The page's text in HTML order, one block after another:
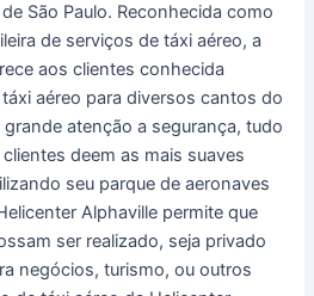
São Paulo. Reconhecida como
de serviços de táxi aéreo, a
aos clientes conhecida
aéreo para diversos cantos do
atenção a segurança, tudo
deem as mais suaves
seu parque de aeronaves
Alphaville permite que
ser realizado, seja privado
negócios, turismo, ou outros